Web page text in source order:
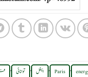
,
Paris
, ایفل , توانائی ,